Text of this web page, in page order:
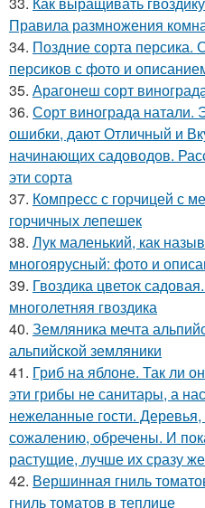
Правила размножения
34. Поздние сорта
персиков с фото и
35. Арагонеш сорт
36. Сорт винограда
ошибки, дают Отличный и
начинающих садоводов.
эти сорта
37. Компресс с горчицей с
горчичных лепешек
38. Лук маленький, как
многоярусный: фото и
39. Гвоздика цветок
многолетняя гвоздика
40. Земляника мечта
альпийской земляники
41. Гриб на яблоне. Так ли
эти грибы не санитары, а
нежеланные гости.
сожалению, обречены. И
растущие, лучше их сразу
42. Вершинная гниль
гниль томатов в теплице